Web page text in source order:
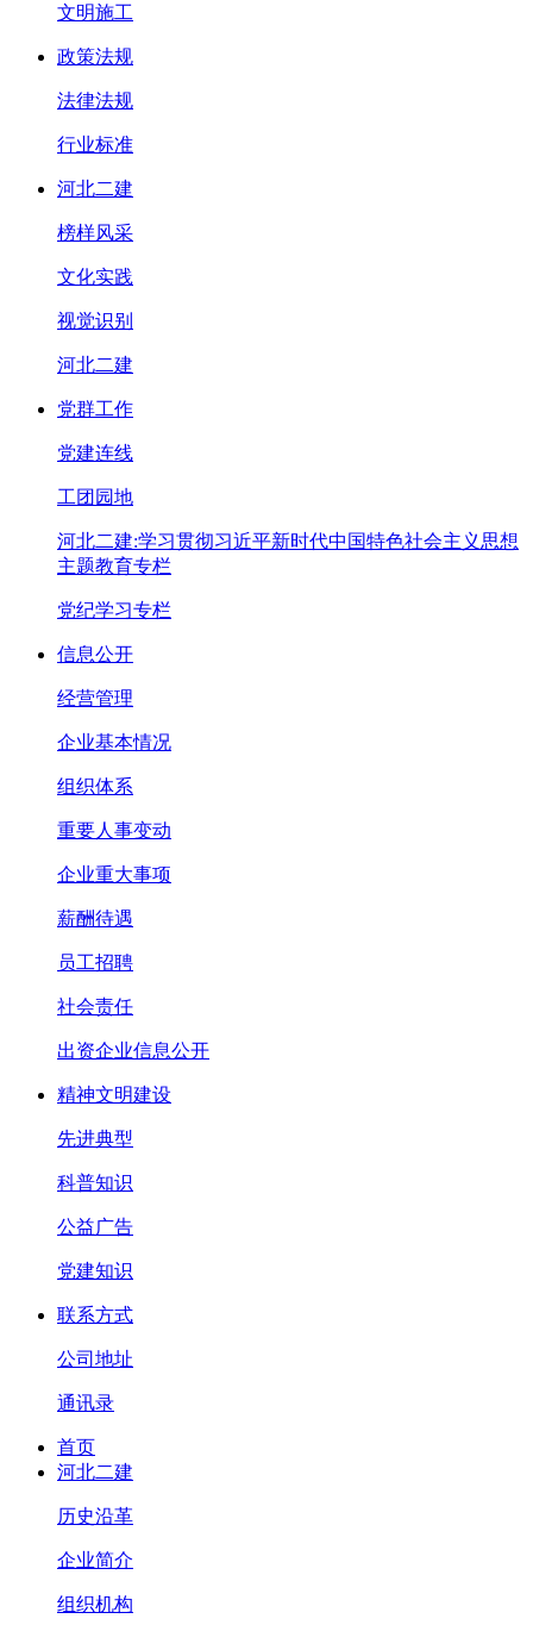
文明施工
政策法规
法律法规
行业标准
河北二建
榜样风采
文化实践
视觉识别
河北二建
党群工作
党建连线
工团园地
河北二建:学习贯彻习近平新时代中国特色社会主义思想
主题教育专栏
党纪学习专栏
信息公开
经营管理
企业基本情况
组织体系
重要人事变动
企业重大事项
薪酬待遇
员工招聘
社会责任
出资企业信息公开
精神文明建设
先进典型
科普知识
公益广告
党建知识
联系方式
公司地址
通讯录
首页
河北二建
历史沿革
企业简介
组织机构